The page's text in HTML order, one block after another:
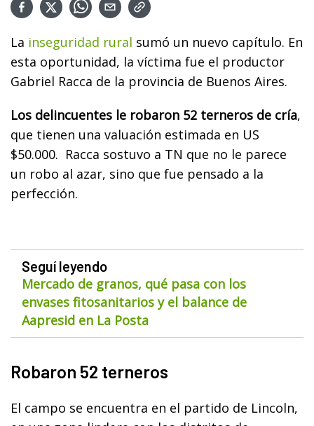
La inseguridad rural sumó un nuevo capítulo. En
esta oportunidad, la víctima fue el productor
Gabriel Racca de la provincia de Buenos Aires.
Los delincuentes le robaron 52 terneros de cría,
que tienen una valuación estimada en US
$50.000. Racca sostuvo a TN que no le parece
un robo al azar, sino que fue pensado a la
perfección.
Seguí leyendo
Mercado de granos, qué pasa con los
envases fitosanitarios y el balance de
Aapresid en La Posta
Robaron 52 terneros
El campo se encuentra en el partido de Lincoln,